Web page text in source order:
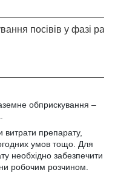
посівів у фазі
обприскування –
витрати препарату,
умов тощо. Для
необхідно забезпечити
робочим розчином.